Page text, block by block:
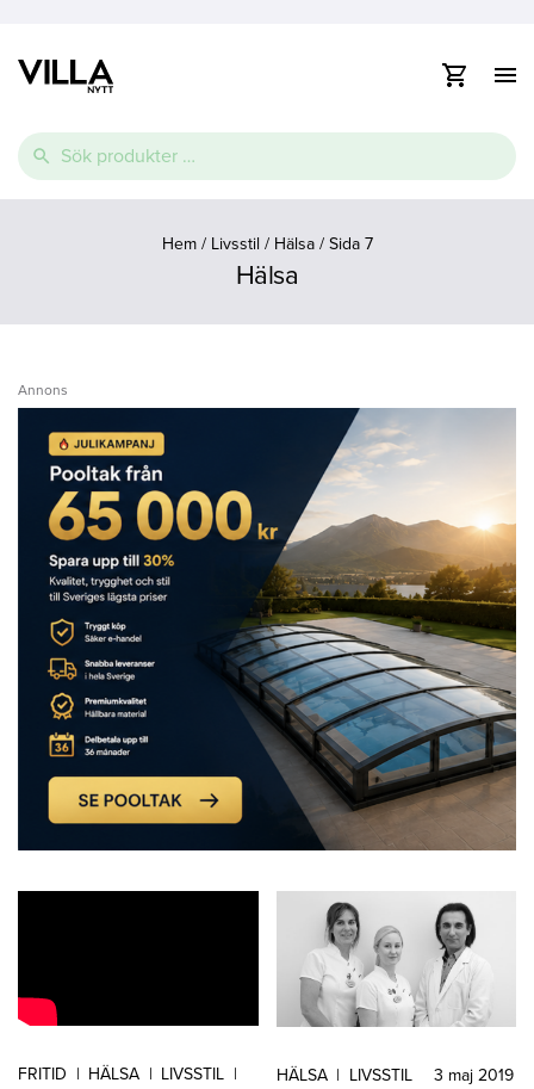
till
innehåll
Sök
efter:
Visa
Ovanmarkspooler
Hem/ Livsstil / Hälsa/ Sida 7
Hälsa
Annons
FRITID | HÄLSA | LIVSSTIL |
HÄLSA | LIVSSTIL 3 maj 2019